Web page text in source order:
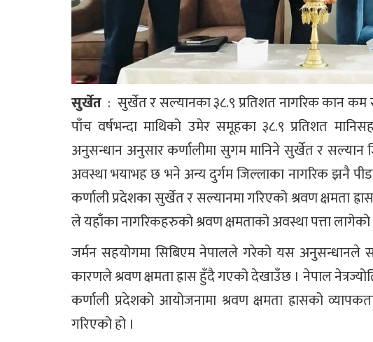
सुर्खेत : सुर्खेत र सल्यानका ३८.९ प्रतिशत नागरिक कान
पाँच वर्षभन्दा माथिको उमेर समूहका ३८.९ प्रतिशत
अनुसन्धान अनुसार कर्णालीमा सुगम मानिने सुर्खेत र
अवस्था भयाभह छ भने अन्य दुर्गम जिल्लाका नागरिक झनै
कर्णाली प्रदेशका सुर्खेत र सल्यानमा गरिएको श्रवण क्षमता
ले यहाँका नागरिकहरुको श्रवण क्षमताको अवस्था पत्ता लागेको
जर्मन सहयोगमा सिबिएम नेपालले गरेको यस अनुसन्धानले
कारणले श्रवण क्षमता ह्रास हुँदै गएको देखाउँछ । नेपाल
कर्णाली प्रदेशको आयोजनामा श्रवण क्षमता ह्रासको
गरिएको हो ।